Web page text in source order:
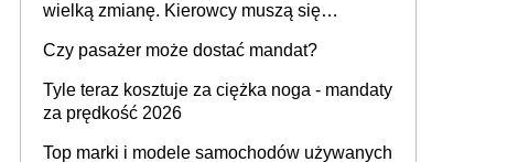
wielką zmianę. Kierowcy muszą się
Czy pasażer może dostać mandat?
Tyle teraz kosztuje za ciężka noga - mandaty
za prędkość 2026
Top marki i modele samochodów używanych